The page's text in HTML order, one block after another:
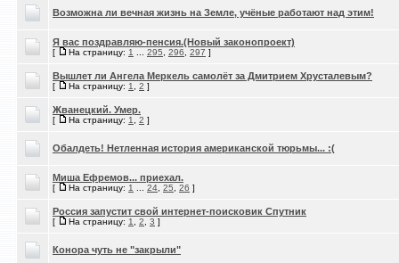
Возможна ли вечная жизнь на Земле, учёные работают над этим!
Я вас поздравляю-пенсия.(Новый законопроект)
[ На страницу: 1 295 296 297 ]
Вышлет ли Ангела Меркель самолёт за Дмитрием Хрусталевым?
[ На страницу: 1 2 ]
Жванецкий. Умер.
[ На страницу: 1 2 ]
Обалдеть! Нетленная история американской тюрьмы... :(
Миша Ефремов... приехал.
[ На страницу: 1 24 25 26 ]
Россия запустит свой интернет-поисковик Спутник
[ На страницу: 1 2 3 ]
Конора чуть не "закрыли"